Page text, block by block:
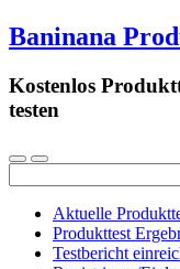
Baninana
Kostenlos
testen
nach:
Aktuelle
Produkttest
Testbericht